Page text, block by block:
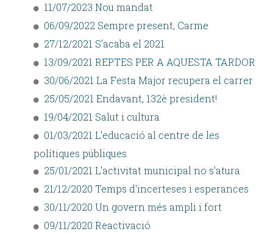
11/07/2023 Nou mandat
06/09/2022 Sempre present, Carme
27/12/2021 S'acaba el 2021
13/09/2021 REPTES PER A AQUESTA TARDOR
30/06/2021 La Festa Major recupera el carrer
25/05/2021 Endavant, 132è president!
19/04/2021 Salut i cultura
01/03/2021 L'educació al centre de les
polítiques públiques
25/01/2021 L'activitat municipal no s'atura
21/12/2020 Temps d'incerteses i esperances
30/11/2020 Un govern més ampli i fort
09/11/2020 Reactivació